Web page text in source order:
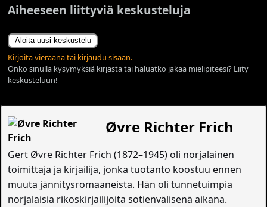
Aiheeseen liittyviä keskusteluja
Aloita uusi keskustelu
Kirjoita vieraana tai kirjaudu sisään.
Onko sinulla kysymyksiä kirjasta tai haluatko jakaa mielipiteesi? Liity
keskusteluun!
Øvre Richter Frich
Gert Øvre Richter Frich (1872–1945) oli norjalainen
toimittaja ja kirjailija, jonka tuotanto koostuu ennen
muuta jännitysromaaneista. Hän oli tunnetuimpia
norjalaisia rikoskirjailijoita sotienvälisenä aikana.